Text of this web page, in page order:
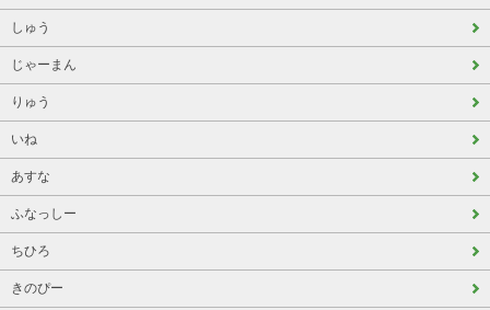
しゅう
じゃーまん
りゅう
いね
あすな
ふなっしー
ちひろ
きのぴー